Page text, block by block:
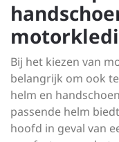
Bij het kiezen van
belangrijk om ook
helm en
passende helm
hoofd in geval van